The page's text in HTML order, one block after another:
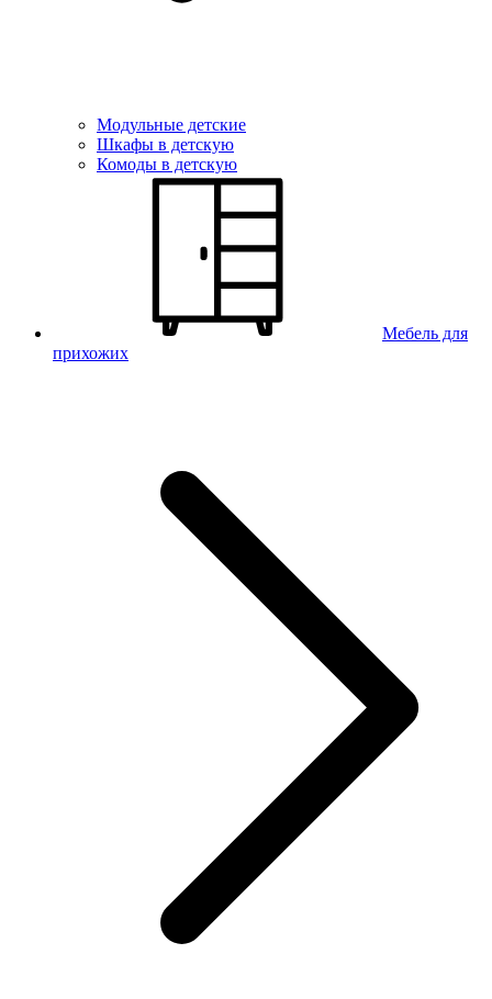
Модульные детские
Шкафы в детскую
Комоды в детскую
Мебель для
прихожих